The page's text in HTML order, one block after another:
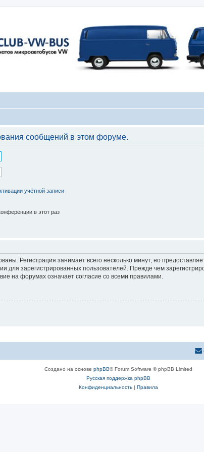
сообщений в этом форуме.
учётной записи
в этот раз
Регистрация занимает всего несколько минут, но
для зарегистрированных пользователей. Прежде чем
на форумах означает согласие со всеми правилами.
Создано на основе phpBB® Forum Software © phpBB Limited
Русская поддержка phpBB
Конфиденциальность| Правила